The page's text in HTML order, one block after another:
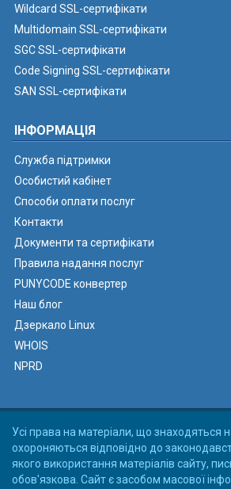
Wildcard SSL-сертифікати
Multidomain SSL-сертифікати
SGC SSL-сертифікати
Code Signing SSL-сертифікати
SAN SSL-сертифікати
ІНФОРМАЦІЯ
Служба підтримки
Особистий кабінет
Способи оплати послуг
Контакти
Документи та сертифікати
Правила надання послуг
PUNYCODE конвертер
Наш блог
Дзеркало Linux
WHOIS
NPRD
Усі права на матеріали, що знаходяться
охороняються відповідно до
якого використання матеріалів сайту,
обов'язкова. Сайт є засобом масової